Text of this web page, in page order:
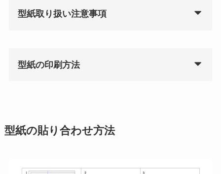
型紙取り扱い注意事項
型紙の印刷方法
型紙の貼り合わせ方法